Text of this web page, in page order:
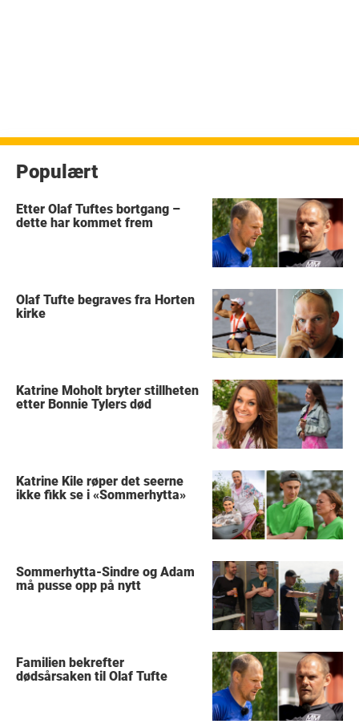
Populært
Etter Olaf Tuftes bortgang –
dette har kommet frem
Olaf Tufte begraves fra Horten
kirke
Katrine Moholt bryter stillheten
etter Bonnie Tylers død
Katrine Kile røper det seerne
ikke fikk se i «Sommerhytta»
Sommerhytta-Sindre og Adam
må pusse opp på nytt
Familien bekrefter
dødsårsaken til Olaf Tufte